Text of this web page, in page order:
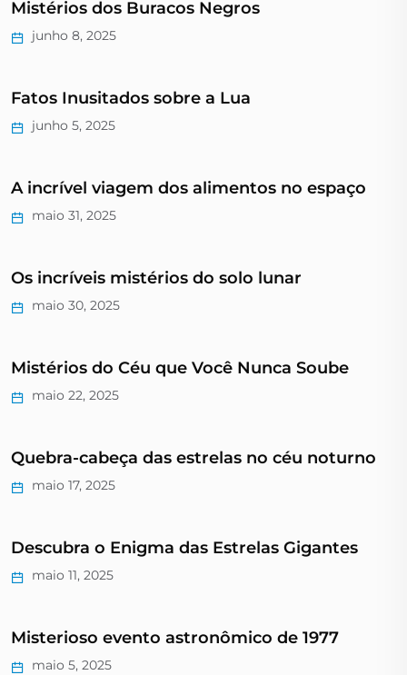
Mistérios dos Buracos Negros
junho 8, 2025
Fatos Inusitados sobre a Lua
junho 5, 2025
A incrível viagem dos alimentos no espaço
maio 31, 2025
Os incríveis mistérios do solo lunar
maio 30, 2025
Mistérios do Céu que Você Nunca Soube
maio 22, 2025
Quebra-cabeça das estrelas no céu noturno
maio 17, 2025
Descubra o Enigma das Estrelas Gigantes
maio 11, 2025
Misterioso evento astronômico de 1977
maio 5, 2025